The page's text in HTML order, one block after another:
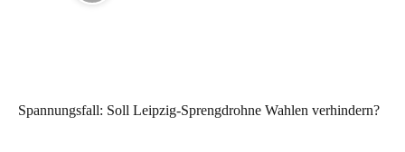
Spannungsfall: Soll Leipzig-Sprengdrohne Wahlen verhindern?